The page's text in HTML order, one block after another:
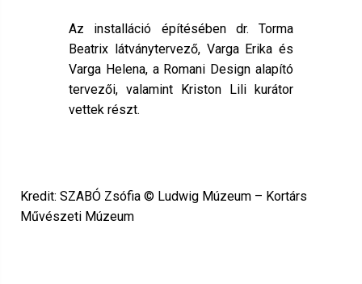
Az installáció építésében dr. Torma
Beatrix látványtervező, Varga Erika és
Varga Helena, a Romani Design alapító
tervezői, valamint Kriston Lili kurátor
vettek részt.
Kredit: SZABÓ Zsófia © Ludwig Múzeum – Kortárs
Művészeti Múzeum